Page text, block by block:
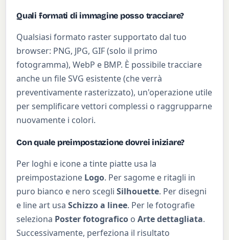
Quali formati di immagine posso tracciare?
Qualsiasi formato raster supportato dal tuo
browser: PNG, JPG, GIF (solo il primo
fotogramma), WebP e BMP. È possibile tracciare
anche un file SVG esistente (che verrà
preventivamente rasterizzato), un'operazione utile
per semplificare vettori complessi o raggrupparne
nuovamente i colori.
Con quale preimpostazione dovrei iniziare?
Per loghi e icone a tinte piatte usa la
preimpostazione Logo. Per sagome e ritagli in
puro bianco e nero scegliSilhouette. Per disegni
e line art usaSchizzo a linee. Per le fotografie
seleziona Poster fotografico oArte dettagliata.
Successivamente, perfeziona il risultato